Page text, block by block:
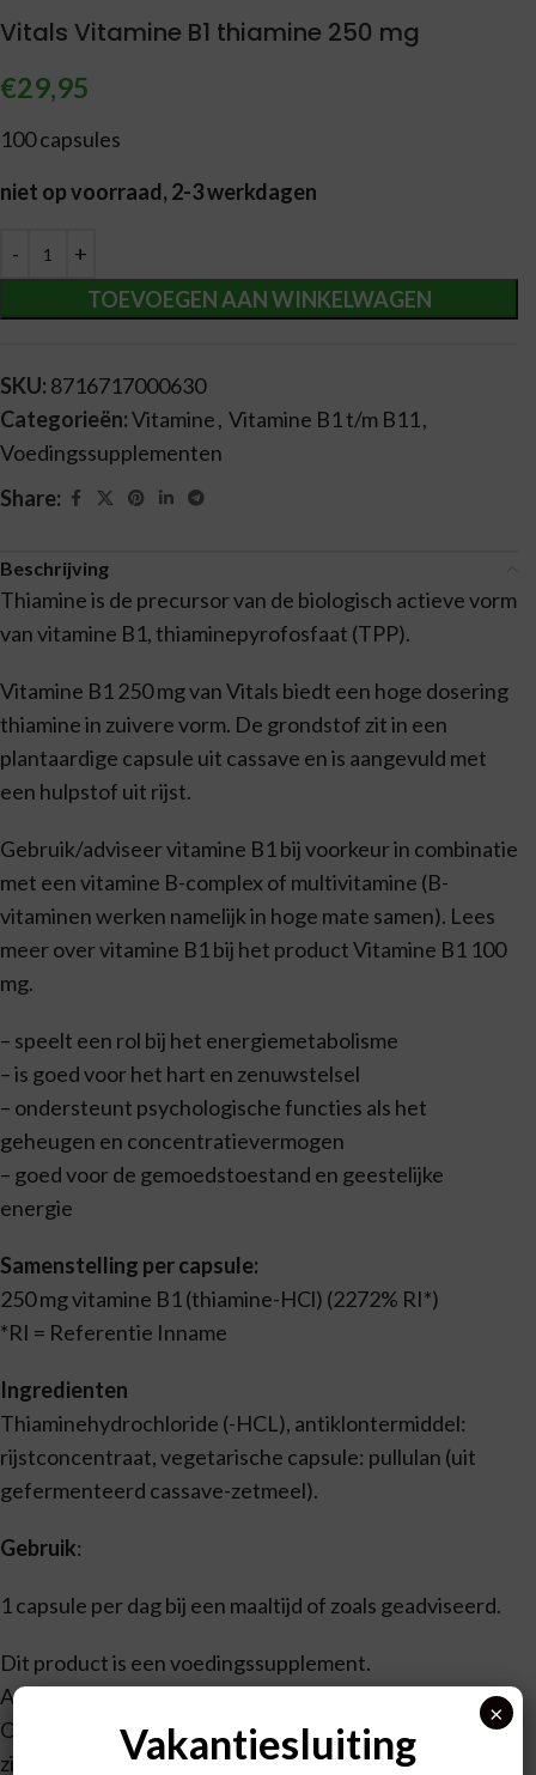
Vitals Vitamine B1 thiamine 250 mg
€29,95
100 capsules
niet op voorraad, 2-3 werkdagen
TOEVOEGEN AAN WINKELWAGEN
Alternative:
SKU: 8716717000630
Categorieën:Vitamine, Vitamine B1 t/m B11 ,
Voedingssupplementen
Share:
Beschrijving
Thiamine is de precursor van de biologisch actieve vorm
van vitamine B1, thiaminepyrofosfaat (TPP).
Vitamine B1 250 mg van Vitals biedt een hoge dosering
thiamine in zuivere vorm. De grondstof zit in een
plantaardige capsule uit cassave en is aangevuld met
een hulpstof uit rijst.
Gebruik/adviseer vitamine B1 bij voorkeur in combinatie
met een vitamine B-complex of multivitamine (B-
vitaminen werken namelijk in hoge mate samen). Lees
meer over vitamine B1 bij het product Vitamine B1 100
mg.
– speelt een rol bij het energiemetabolisme
– is goed voor het hart en zenuwstelsel
– ondersteunt psychologische functies als het
geheugen en concentratievermogen
– goed voor de gemoedstoestand en geestelijke
energie
Samenstelling per capsule:
250 mg vitamine B1 (thiamine-HCl) (2272% RI*)
*RI = Referentie Inname
Ingredienten
Thiaminehydrochloride (-HCL), antiklontermiddel:
rijstconcentraat, vegetarische capsule: pullulan (uit
gefermenteerd cassave-zetmeel).
Gebruik:
1 capsule per dag bij een maaltijd of zoals geadviseerd.
Dit product is een voedingssupplement.
Aanbevolen dagelijkse dosering niet overschrijden.
Overleg met een deskundige bij zwangerschap, lactatie,
ziekte en medicijngebruik.Vakantiesluiting
×